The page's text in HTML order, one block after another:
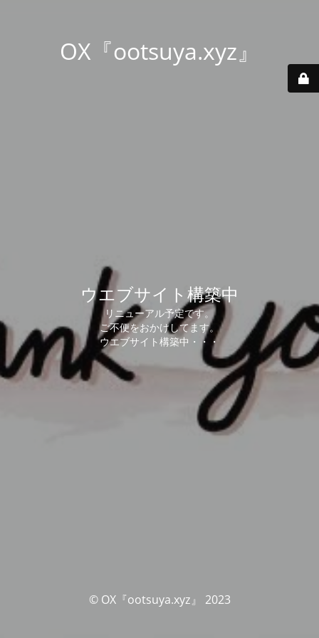
OX『ootsuya.xyz』
ウエブサイト構築中
リニューアル予定です。
ご不便をおかけしてます。
ウエブサイト構築中・・・
© OX『ootsuya.xyz』 2023